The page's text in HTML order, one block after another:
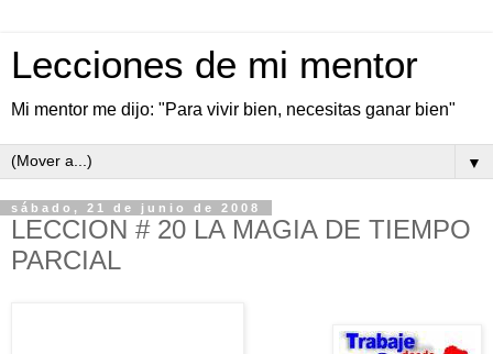
Lecciones de mi mentor
Mi mentor me dijo: "Para vivir bien, necesitas ganar bien"
▼
sábado, 21 de junio de 2008
LECCION # 20 LA MAGIA DE TIEMPO
PARCIAL